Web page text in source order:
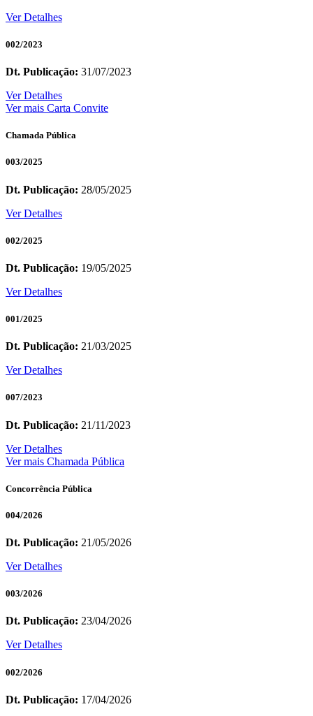
Ver Detalhes
002/2023
Dt. Publicação: 31/07/2023
Ver Detalhes
Ver mais Carta Convite
Chamada Pública
003/2025
Dt. Publicação: 28/05/2025
Ver Detalhes
002/2025
Dt. Publicação: 19/05/2025
Ver Detalhes
001/2025
Dt. Publicação: 21/03/2025
Ver Detalhes
007/2023
Dt. Publicação: 21/11/2023
Ver Detalhes
Ver mais Chamada Pública
Concorrência Pública
004/2026
Dt. Publicação: 21/05/2026
Ver Detalhes
003/2026
Dt. Publicação: 23/04/2026
Ver Detalhes
002/2026
Dt. Publicação: 17/04/2026